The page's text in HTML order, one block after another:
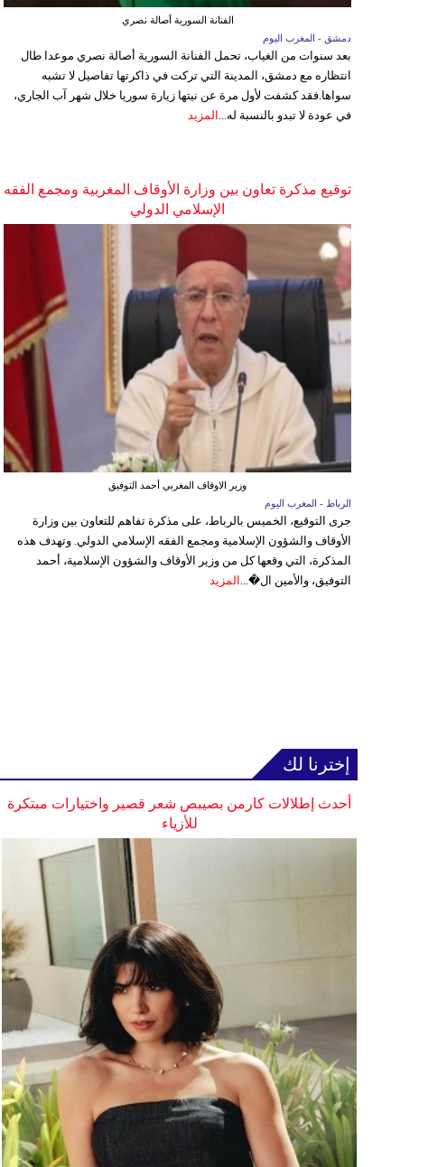
الفنانة السورية أصالة نصري
دمشق - المغرب اليوم
بعد سنوات من الغياب، تحمل الفنانة السورية أصالة نصري موعدا طال
انتظاره مع دمشق، المدينة التي تركت في ذاكرتها تفاصيل لا تشبه
سواها.فقد كشفت لأول مرة عن نيتها زيارة سوريا خلال شهر آب الجاري،
في عودة لا تبدو بالنسبة له... المزيد
توقيع مذكرة تعاون بين وزارة الأوقاف المغربية ومجمع الفقه
الإسلامي الدولي
وزير الاوقاف المغربي أحمد التوفيق
الرباط - المغرب اليوم
جرى التوقيع، الخميس بالرباط، على مذكرة تفاهم للتعاون بين وزارة
الأوقاف والشؤون الإسلامية ومجمع الفقه الإسلامي الدولي. وتهدف هذه
المذكرة، التي وقعها كل من وزير الأوقاف والشؤون الإسلامية، أحمد
التوفيق، والأمين ال�... المزيد
إخترنا لك
أحدث إطلالات كارمن بصيبص شعر قصير واختيارات مبتكرة
للأزياء